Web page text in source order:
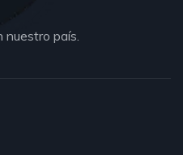
país.